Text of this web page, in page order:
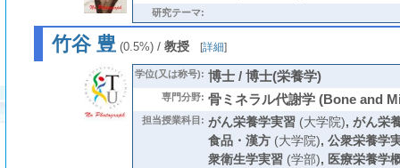
研究テーマ:
竹谷 豊(0.5%)/ 教授 [詳細]
学位(又は称号): 博士 / 博士(栄養学)
専門分野: 骨ミネラル代謝学 (Bone and
担当授業科目: がん栄養学実習(大学院), がん栄
食品・漢方(大学院), 公衆栄養学
衆衛生学実習(学部), 医療栄養学